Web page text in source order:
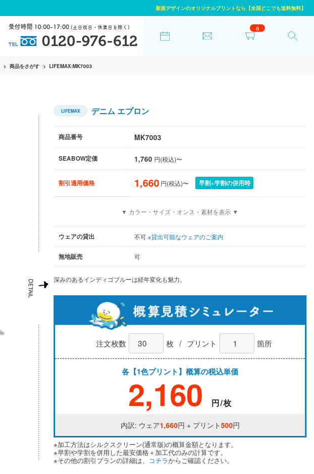
新規デザインのオリジナルプリントなら【全国どこでも送料無料】
0
受付時間 10:00-17:00 (土日祝日・休業日を除く)
TEL 0120-976-612
商品をさがす LIFEMAX:MK7003
LIFEMAX デニム エプロン
商品番号 MK7003
SEABOW定価 1,760 円(税込)〜
割引適用価格 1,660 円(税込)〜 早割+学割の併用時
▼ カラー・サイズ・オンス・素材を表示 ▼
ウェアの貸出 不可※貸出可能なウェアのご案内
無地販売 可
深みのあるインディゴブルーは経年変化も魅力。
注文枚数 枚 / プリント 箇所
各【1色プリント】概算の税込単価
2,160 円/枚
内訳: ウェア1,660円 + プリント500円
※加工方法はシルクスクリーン(通常版)の概算金額となります。
※早割や学割を併用した最安価格＋加工代のみの計算です。
※その他の割引プランの詳細は、 コチラからご確認ください。